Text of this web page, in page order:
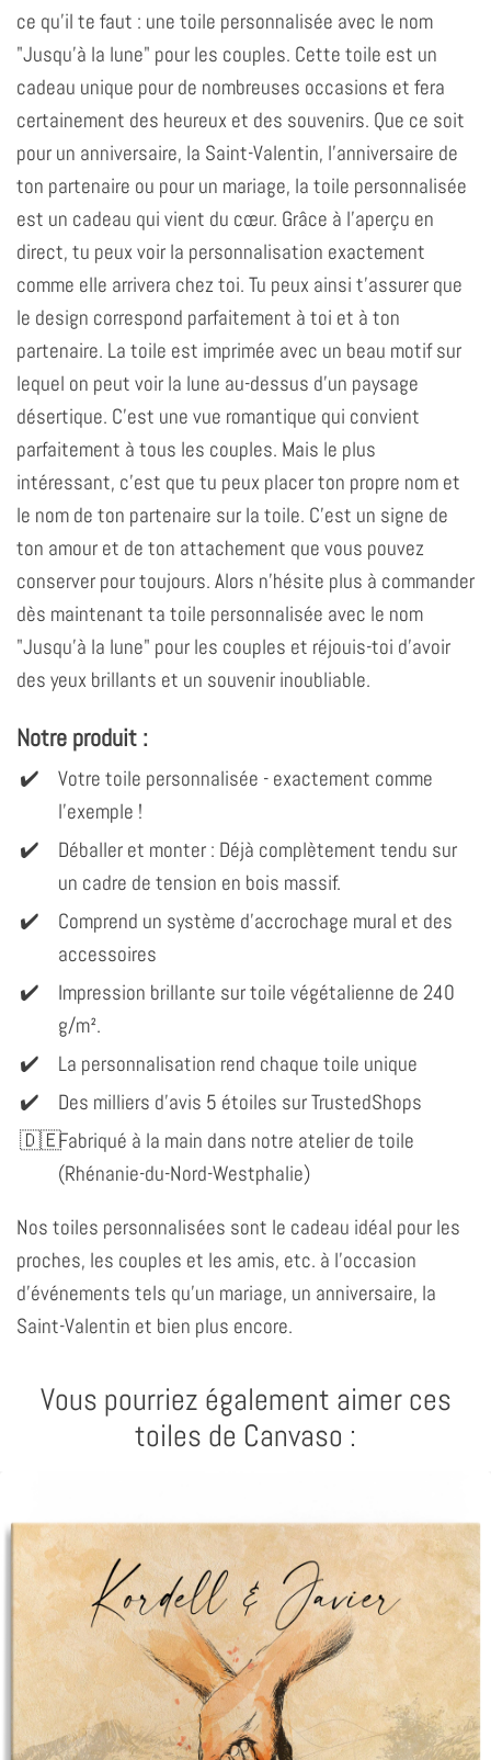
ce qu'il te faut : une toile personnalisée avec le nom
"Jusqu'à la lune" pour les couples. Cette toile est un
cadeau unique pour de nombreuses occasions et fera
certainement des heureux et des souvenirs. Que ce soit
pour un anniversaire, la Saint-Valentin, l'anniversaire de
ton partenaire ou pour un mariage, la toile personnalisée
est un cadeau qui vient du cœur. Grâce à l'aperçu en
direct, tu peux voir la personnalisation exactement
comme elle arrivera chez toi. Tu peux ainsi t'assurer que
le design correspond parfaitement à toi et à ton
partenaire. La toile est imprimée avec un beau motif sur
lequel on peut voir la lune au-dessus d'un paysage
désertique. C'est une vue romantique qui convient
parfaitement à tous les couples. Mais le plus
intéressant, c'est que tu peux placer ton propre nom et
le nom de ton partenaire sur la toile. C'est un signe de
ton amour et de ton attachement que vous pouvez
conserver pour toujours. Alors n'hésite plus à commander
dès maintenant ta toile personnalisée avec le nom
"Jusqu'à la lune" pour les couples et réjouis-toi d'avoir
des yeux brillants et un souvenir inoubliable.
Notre produit :
Votre toile personnalisée - exactement comme
l'exemple !
Déballer et monter : Déjà complètement tendu sur
un cadre de tension en bois massif.
Comprend un système d'accrochage mural et des
accessoires
Impression brillante sur toile végétalienne de 240
g/m².
La personnalisation rend chaque toile unique
Des milliers d'avis 5 étoiles sur TrustedShops
Fabriqué à la main dans notre atelier de toile
(Rhénanie-du-Nord-Westphalie)
Nos toiles personnalisées sont le cadeau idéal pour les
proches, les couples et les amis, etc. à l'occasion
d'événements tels qu'un mariage, un anniversaire, la
Saint-Valentin et bien plus encore.
Vous pourriez également aimer ces
toiles de Canvaso :